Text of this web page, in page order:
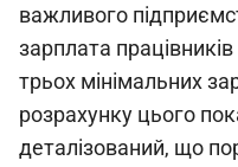
важливого
зарплата
трьох мінімальних
розрахунку цього
деталізований, що